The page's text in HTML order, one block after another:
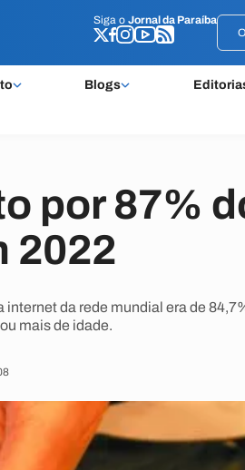
Siga o Jornal da Paraíba
Blogs
Siga o Jornal da Paraíba
por 87%
2022
da rede mundial era de
mais de idade.